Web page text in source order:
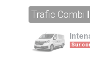
Trafic Combi
Sur